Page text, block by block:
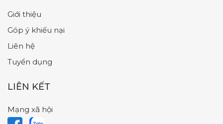
Giới thiệu
Góp ý khiếu nại
Liên hệ
Tuyển dụng
LIÊN KẾT
Mạng xã hội